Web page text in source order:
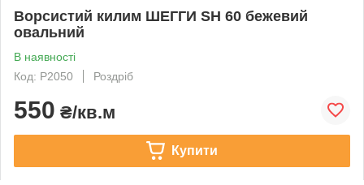
Ворсистий килим ШЕГГИ SH 60 бежевий
овальний
В наявності
Код: Р2050
Роздріб
550 ₴/кв.м
Купити